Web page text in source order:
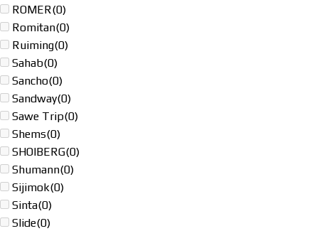
ROMER(0)
Romitan(0)
Ruiming(0)
Sahab(0)
Sancho(0)
Sandway(0)
Sawe Trip(0)
Shems(0)
SHOIBERG(0)
Shumann(0)
Sijimok(0)
Sinta(0)
Slide(0)